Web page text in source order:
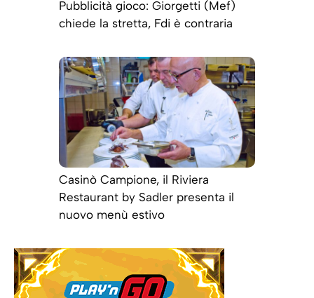
Pubblicità gioco: Giorgetti (Mef)
chiede la stretta, Fdi è contraria
Casinò Campione, il Riviera
Restaurant by Sadler presenta il
nuovo menù estivo